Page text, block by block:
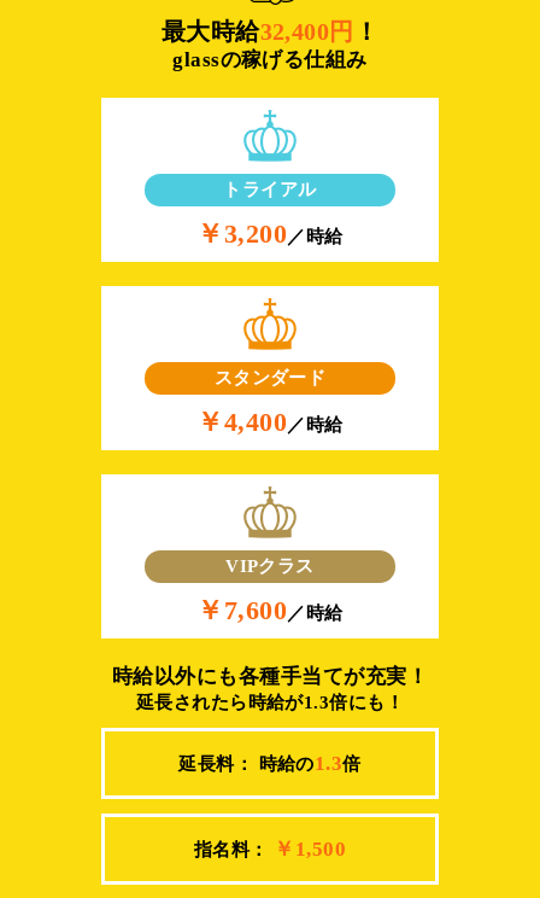
最大時給32,400円 ！
glassの稼げる仕組み
トライアル
￥3,200／時給
スタンダード
￥4,400／時給
VIPクラス
￥7,600／時給
時給以外にも各種手当てが充実！
延長されたら時給が1.3倍にも！
延長料： 時給の1.3倍
指名料： ￥1,500